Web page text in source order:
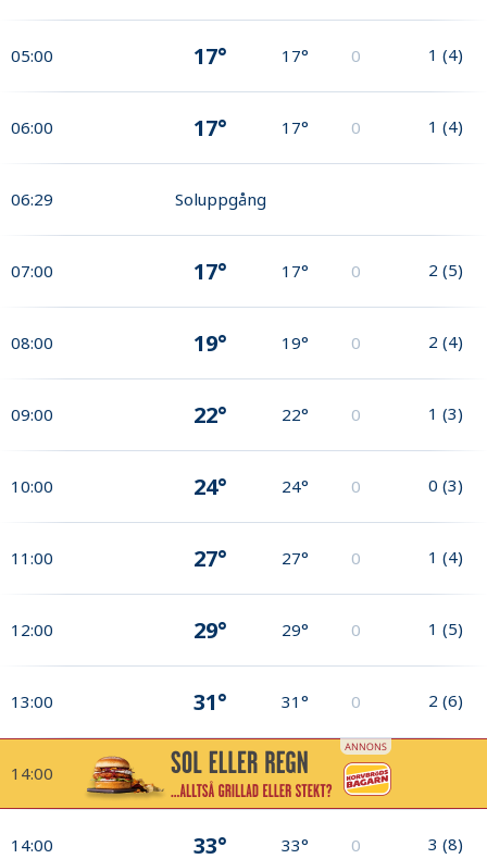
05:00 17° 17° 0 1 (4)
06:00 17° 17° 0 1 (4)
06:29 Soluppgång
07:00 17° 17° 0 2 (5)
08:00 19° 19° 0 2 (4)
09:00 22° 22° 0 1 (3)
10:00 24° 24° 0 0 (3)
11:00 27° 27° 0 1 (4)
12:00 29° 29° 0 1 (5)
13:00 31° 31° 0 2 (6)
14:00
14:00 33° 33° 0 3 (8)